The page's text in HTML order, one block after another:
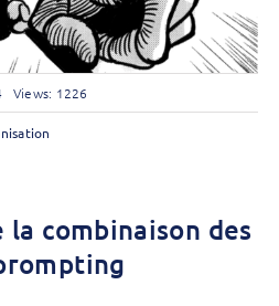
Views: 1226
la combinaison des